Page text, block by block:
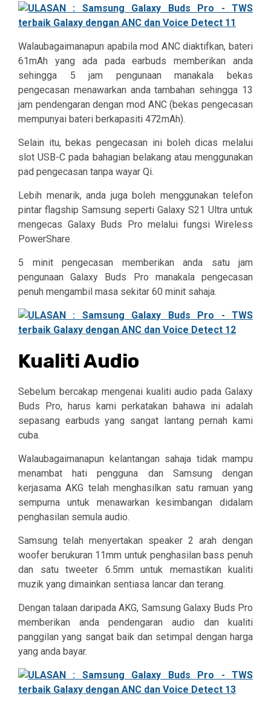
Walaubagaimanapun apabila mod ANC diaktifkan, bateri
61mAh yang ada pada earbuds memberikan anda
sehingga 5 jam pengunaan manakala bekas
pengecasan menawarkan anda tambahan sehingga 13
jam pendengaran dengan mod ANC (bekas pengecasan
mempunyai bateri berkapasiti 472mAh).
Selain itu, bekas pengecasan ini boleh dicas melalui
slot USB-C pada bahagian belakang atau menggunakan
pad pengecasan tanpa wayar Qi.
Lebih menarik, anda juga boleh menggunakan telefon
pintar flagship Samsung seperti Galaxy S21 Ultra untuk
mengecas Galaxy Buds Pro melalui fungsi Wireless
PowerShare.
5 minit pengecasan memberikan anda satu jam
pengunaan Galaxy Buds Pro manakala pengecasan
penuh mengambil masa sekitar 60 minit sahaja.
Kualiti Audio
Sebelum bercakap mengenai kualiti audio pada Galaxy
Buds Pro, harus kami perkatakan bahawa ini adalah
sepasang earbuds yang sangat lantang pernah kami
cuba.
Walaubagaimanapun kelantangan sahaja tidak mampu
menambat hati pengguna dan Samsung dengan
kerjasama AKG telah menghasilkan satu ramuan yang
sempurna untuk menawarkan kesimbangan didalam
penghasilan semula audio.
Samsung telah menyertakan speaker 2 arah dengan
woofer berukuran 11mm untuk penghasilan bass penuh
dan satu tweeter 6.5mm untuk memastikan kualiti
muzik yang dimainkan sentiasa lancar dan terang.
Dengan talaan daripada AKG, Samsung Galaxy Buds Pro
memberikan anda pendengaran audio dan kualiti
panggilan yang sangat baik dan setimpal dengan harga
yang anda bayar.